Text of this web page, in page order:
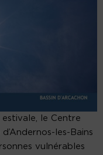
le Centre
les-Bains
vulnérables